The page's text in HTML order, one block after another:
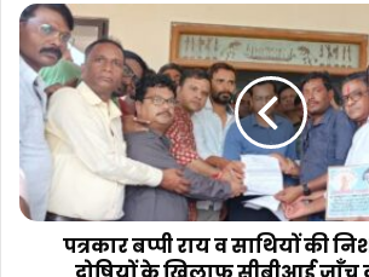
पत्रकार
बप्पी
राय
साथियों
की
निशर्त
रिहाई
और
दोषियोंपत्रकार बप्पी राय व साथियों की